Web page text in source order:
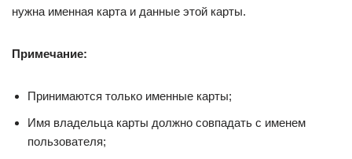
нужна именная карта и данные этой карты.
Примечание:
Принимаются только именные карты;
Имя владельца карты должно совпадать с именем
пользователя;